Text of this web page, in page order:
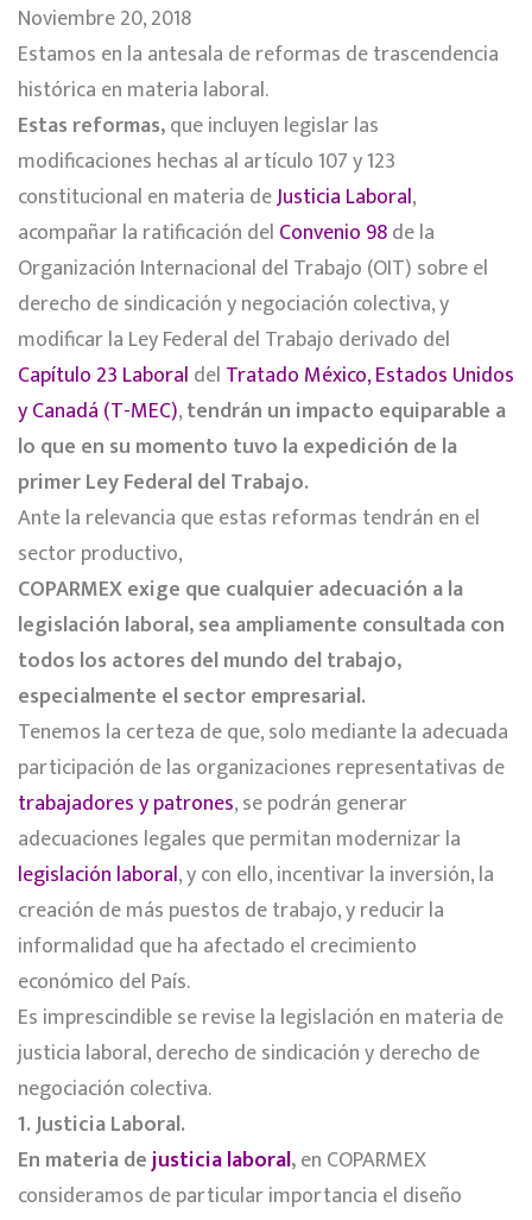
Noviembre 20, 2018
Estamos en la antesala de reformas de trascendencia
histórica en materia laboral.
Estas reformas,que incluyen legislar las
modificaciones hechas al artículo 107 y 123
constitucional en materia deJusticia Laboral,
acompañar la ratificación del Convenio 98de la
Organización Internacional del Trabajo (OIT) sobre el
derecho de sindicación y negociación colectiva, y
modificar la Ley Federal del Trabajo derivado del
Capítulo 23 Laboral del Tratado México, Estados Unidos
y Canadá (T-MEC),tendrán un impacto equiparable a
lo que en su momento tuvo la expedición de la
primer Ley Federal del Trabajo.
Ante la relevancia que estas reformas tendrán en el
sector productivo,
COPARMEX exige que cualquier adecuación a la
legislación laboral, sea ampliamente consultada con
todos los actores del mundo del trabajo,
especialmente el sector empresarial.
Tenemos la certeza de que, solo mediante la adecuada
participación de las organizaciones representativas de
trabajadores y patrones, se podrán generar
adecuaciones legales que permitan modernizar la
legislación laboral, y con ello, incentivar la inversión, la
creación de más puestos de trabajo, y reducir la
informalidad que ha afectado el crecimiento
económico del País.
Es imprescindible se revise la legislación en materia de
justicia laboral, derecho de sindicación y derecho de
negociación colectiva.
1. Justicia Laboral.
En materia dejusticia laboral,en COPARMEX
consideramos de particular importancia el diseño